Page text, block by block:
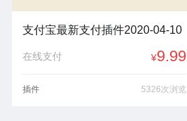
支付宝最新支付插件2020-04-10
¥9.99
在线支付
插件 5326次浏览